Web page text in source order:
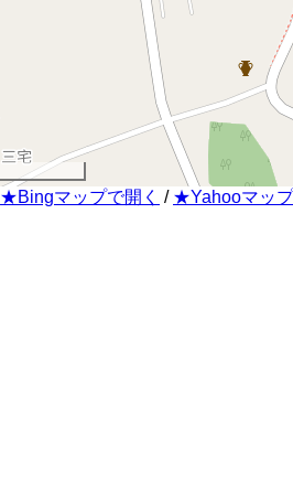
★Bingマップで開く / ★Yahooマッ